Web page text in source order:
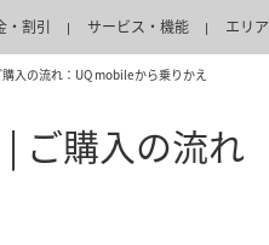
・割引 サービス・機能 エリア
購入の流れ：UQ mobileから乗りかえ
ご購入の流れ